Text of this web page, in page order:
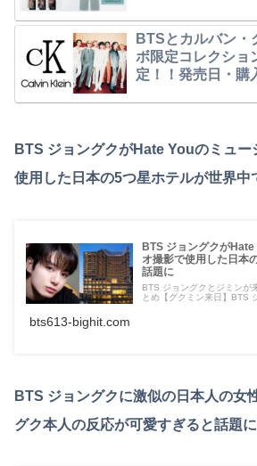
BTSとカルバン・
ボ限定コレクショ
定！！発売日・購
BTS ジョングクがHate Youのミュー
使用した日本の5つ星ホテルが世界中
BTS ジョングクが
オ撮影で使用した日本
話題に
BTS ジョングクとジミンが
とめ【グクミン来日】BTS
bts613-bighit.com
BTS ジョングクに激似の日本人の
グク本人の反応が可愛すぎると話題に